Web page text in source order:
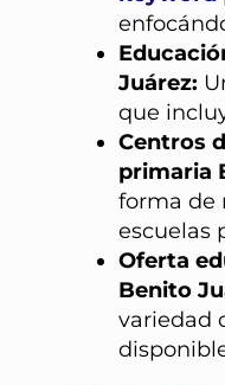
Juárez:
que
Centros
primaria
forma de
escuelas
Oferta
Benito
variedad